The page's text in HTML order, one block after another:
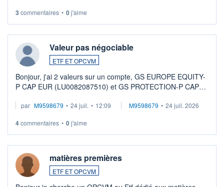
3 commentaires • 0j'aime
Valeur pas négociable
ETF ET OPCVM
Bonjour, j'ai 2 valeurs sur un compte, GS EUROPE EQUITY-
P CAP EUR (LU0082087510) et GS PROTECTION-P CAP
veux procéder à la vente, on me signale ...
par M9598679 • 24 juil. • 12:09 M9598679 • 24 juil. 2026
4commentaires • 0j'aime
matières premières
ETF ET OPCVM